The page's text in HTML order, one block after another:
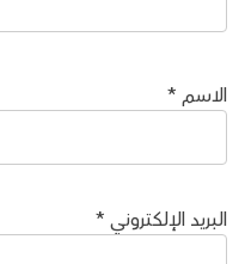
الاسم *
البريد الإلكتروني *